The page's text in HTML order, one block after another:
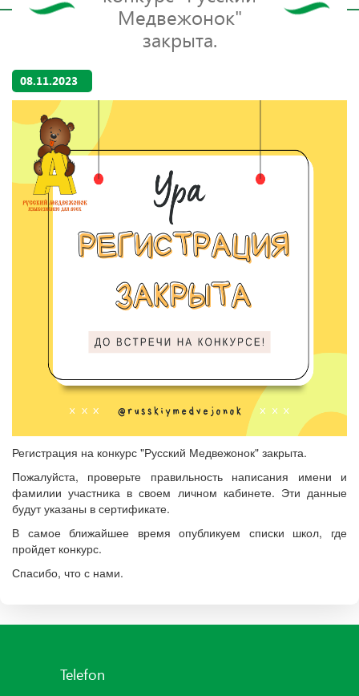
Медвежонок"
закрыта.
08.11.2023
Регистрация на конкурс "Русский Медвежонок" закрыта.
Пожалуйста, проверьте правильность написания имени и
фамилии участника в своем личном кабинете. Эти данные
будут указаны в сертификате.
В самое ближайшее время опубликуем списки школ, где
пройдет конкурс.
Спасибо, что с нами.
Telefon